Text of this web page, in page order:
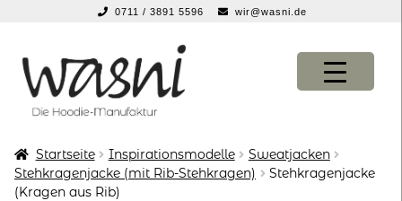
0711 / 3891 5596 wir@wasni.de
Navigation
springen
Inhalt
springen
KONFIGURATOR
KONFIGURATOR
Startseite Inspirationsmodelle
Sweatjacken
Stehkragenjacke (mit Rib-Stehkragen)
Stehkragenjacke
(Kragen aus Rib)